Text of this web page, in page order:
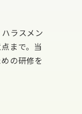
ラスメン
まで。当
の研修を